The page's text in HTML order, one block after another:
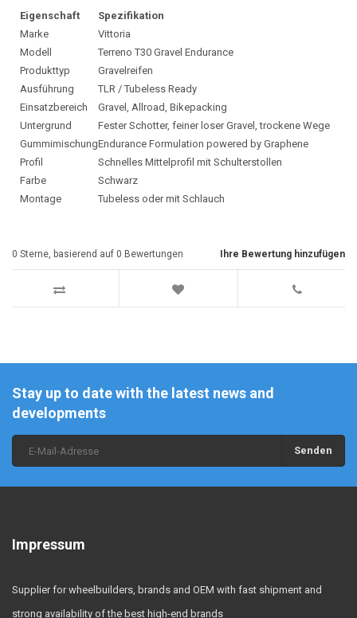
Eigenschaft
Spezifikation
Marke
Vittoria
Modell
Terreno T30 Gravel Endurance
Produkttyp
Gravelreifen
Ausführung
TLR / Tubeless Ready
Einsatzbereich
Gravel, Allroad, Bikepacking
Untergrund
Fester Schotter, feiner loser Gravel, trockene Wege
GummimischungEndurance Formulation powered by Graphene
Profil
Schnelles Mittelprofil mit Schulterstollen
Farbe
Schwarz
Montage
Tubeless oder mit Schlauch
Ihre Bewertung hinzufügen
0 Sterne, basierend auf 0 Bewertungen
Stay up to date with the latest news and
developments
Senden
Impressum
Supplier for wheelbuilders, brands and OEM with fast shipment and
strong availability of the best high-end brands